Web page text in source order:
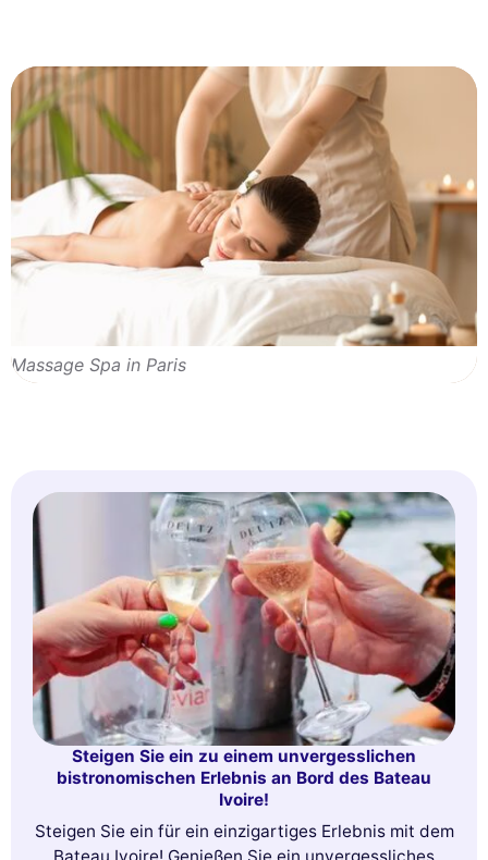
Massage Spa in Paris
Steigen Sie ein zu einem unvergesslichen
bistronomischen Erlebnis an Bord des Bateau
Ivoire!
Steigen Sie ein für ein einzigartiges Erlebnis mit dem